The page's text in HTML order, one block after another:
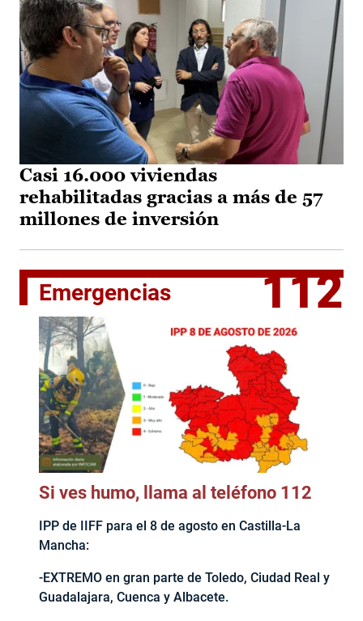
Casi 16.000 viviendas
rehabilitadas gracias a más de 57
millones de inversión
Emergencias 112
Si ves humo, llama al teléfono 112
IPP de IIFF para el 8 de agosto en Castilla-La
Mancha:
-EXTREMO en gran parte de Toledo, Ciudad Real y
Guadalajara, Cuenca y Albacete.